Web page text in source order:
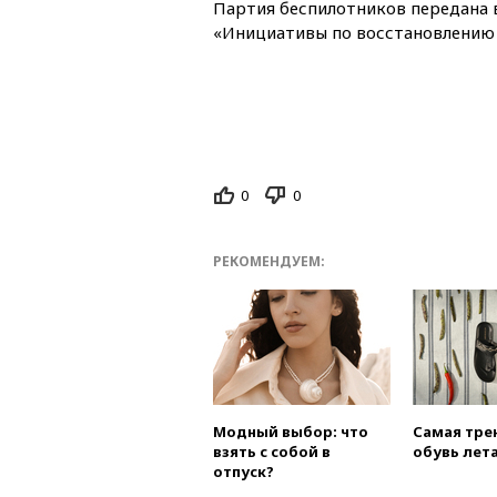
Партия беспилотников
«Инициативы по
0 0
РЕКОМЕНДУЕМ:
Модный выбор: что
взять с собой в
отпуск?
Самая
обувь